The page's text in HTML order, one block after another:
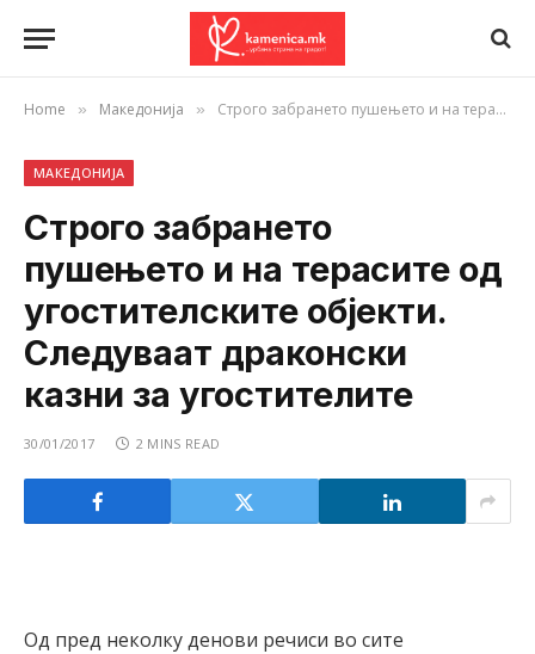
Home » Македонија » Строго забрането пушењето и на терасите од угостителските објекти. Следуваат драконски казни за угостителите
МАКЕДОНИЈА
Строго забрането
пушењето и на терасите од
угостителските објекти.
Следуваат драконски
казни за угостителите
30/01/2017 2 MINS READ
Од пред неколку денови речиси во сите